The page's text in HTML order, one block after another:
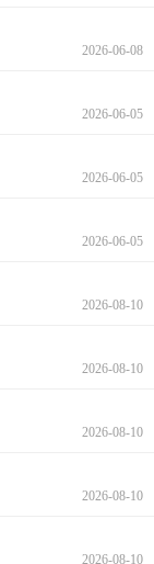
2026-06-08
2026-06-05
2026-06-05
2026-06-05
2026-08-10
2026-08-10
2026-08-10
2026-08-10
2026-08-10